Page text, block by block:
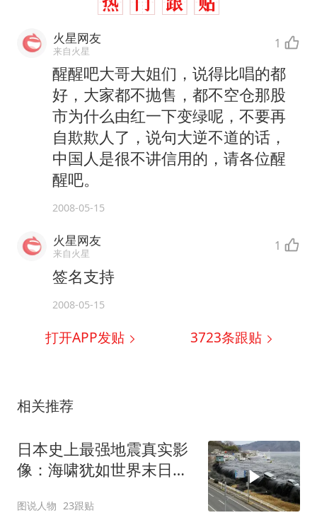
火星网友
来自火星 1
醒醒吧大哥大姐们，说得比唱的都
好，大家都不抛售，都不空仓那股
市为什么由红一下变绿呢，不要再
自欺欺人了，说句大逆不道的话，
中国人是很不讲信用的，请各位醒
醒吧。
2008-05-15
火星网友
来自火星 1
签名支持
2008-05-15
打开APP发贴 3723条跟贴
相关推荐
日本史上最强地震真实影
像：海啸犹如世界末日，
图说人物 23跟贴